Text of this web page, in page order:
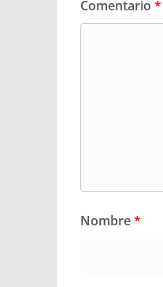
Comentario *
Nombre*